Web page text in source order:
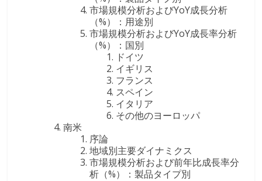
市場規模分析およびYoY成長分析
（%）：用途別
市場規模分析およびYoY成長率分析
（%）：国別
ドイツ
イギリス
フランス
スペイン
イタリア
その他のヨーロッパ
南米
序論
地域別主要ダイナミクス
市場規模分析および前年比成長率分
析（%）：製品タイプ別